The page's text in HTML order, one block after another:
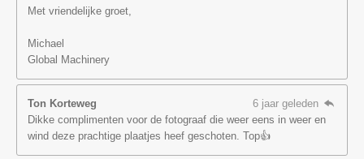
Met vriendelijke groet,
Michael
Global Machinery
Ton Korteweg
6 jaar geleden
Dikke complimenten voor de fotograaf die weer eens in weer en
wind deze prachtige plaatjes heef geschoten. Top👍